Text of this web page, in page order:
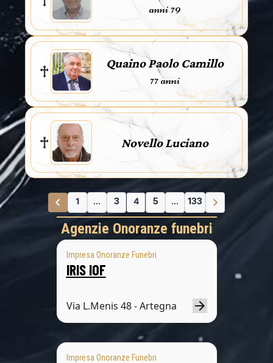
anni 79
Quaino Paolo Camillo
77 anni
Novello Luciano
1 ... 3 4 5 ... 133
Agenzie Onoranze funebri
Impresa Onoranze Funebri
IRIS IOF
Via L.Menis 48 - Artegna
Impresa Onoranze Funebri